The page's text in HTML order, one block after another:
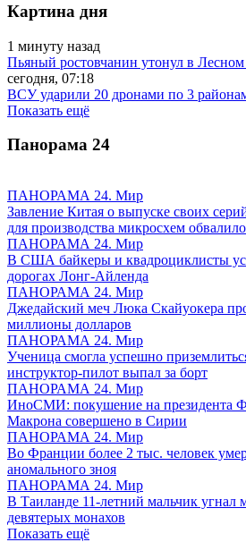
Картина дня
1 минуту назад
Пьяный ростовчанин утонул в Лесном
сегодня, 07:18
ВСУ ударили 20 дронами по 3
Показать ещё
Панорама 24
ПАНОРАМА 24. Мир
Завление Китая о выпуске своих
для производства микросхем
ПАНОРАМА 24. Мир
В США байкеры и квадроциклисты
дорогах Лонг-Айленда
ПАНОРАМА 24. Мир
Джедайский меч Люка Скайуокера
миллионы долларов
ПАНОРАМА 24. Мир
Ученица смогла успешно
инструктор-пилот выпал за борт
ПАНОРАМА 24. Мир
ИноСМИ: покушение на президента
Макрона совершено в Сирии
ПАНОРАМА 24. Мир
Во Франции более 2 тыс. человек
аномального зноя
ПАНОРАМА 24. Мир
В Таиланде 11-летний мальчик угнал
девятерых монахов
Показать ещё